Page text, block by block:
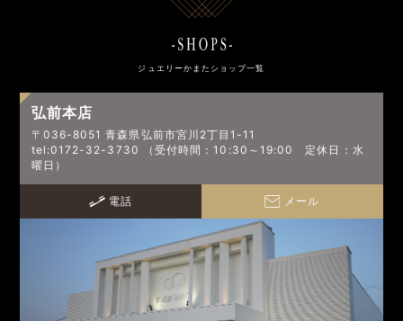
ジュエリーかまたショップ一覧
弘前本店
〒036-8051 青森県弘前市宮川2丁目1-11
tel:0172-32-3730 （受付時間：10:30～19:00 定休日：水
曜日）
電話 メール